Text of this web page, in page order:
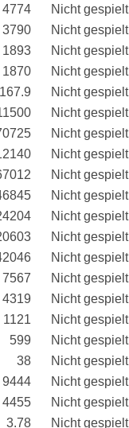
4774 Nicht gespielt
3790 Nicht gespielt
1893 Nicht gespielt
1870 Nicht gespielt
167.9 Nicht gespielt
Nicht gespielt
Nicht gespielt
Nicht gespielt
Nicht gespielt
Nicht gespielt
Nicht gespielt
Nicht gespielt
Nicht gespielt
7567 Nicht gespielt
4319 Nicht gespielt
1121 Nicht gespielt
599 Nicht gespielt
38 Nicht gespielt
9444 Nicht gespielt
4455 Nicht gespielt
3.78 Nicht gespielt